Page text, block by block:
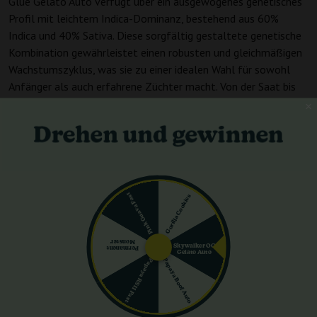
Profil mit leichtem Indica-Dominanz, bestehend aus 60%
Indica und 40% Sativa. Diese sorgfältig gestaltete genetische
Kombination gewährleistet einen robusten und gleichmäßigen
Wachstumszyklus, was sie zu einer idealen Wahl für sowohl
Anfänger als auch erfahrene Züchter macht. Von der Saat bis
handhabbaren Höhe von 90-120 cm, was es bequem in
was es zu einer vielseitigen Option für unterschiedliche
Anbaubedingungen macht.
Ertrag und Potenz von Glue Gelato Auto von
Barney's Farm
Glue Gelato Auto liefert beeindruckende Erträge im
Innenbereich, die zwischen 500-600 g/m² liegen. Ihr hohes
Ertragspotenzial in Kombination mit der einfachen Anzucht
macht sie zu einer lukrativen Wahl für Züchter. Die Sorte bietet
Gorilla Cookies
Skywalker OG
Gelato Auto
Papaya Boof Auto
Papaya RS11 Fast
Permanent
Monster
Pink Guava Fast